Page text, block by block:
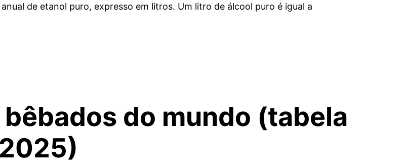
de etanol puro, expresso em litros. Um litro de álcool puro é igual a
do mundo (tabela